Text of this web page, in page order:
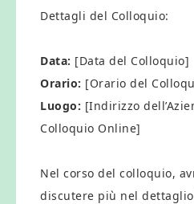
Dettagli del Colloquio:
Data: [Data del Colloquio]
Orario: [Orario del
Luogo: [Indirizzo
Colloquio Online]
Nel corso del colloquio,
discutere più nel